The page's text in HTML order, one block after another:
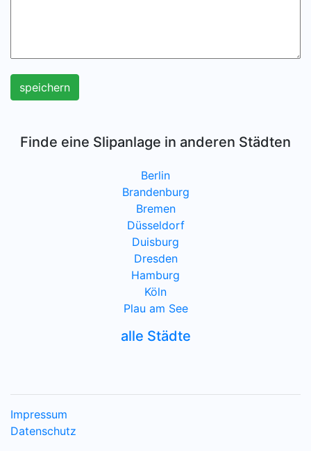
speichern
Finde eine Slipanlage in anderen Städten
Berlin
Brandenburg
Bremen
Düsseldorf
Duisburg
Dresden
Hamburg
Köln
Plau am See
alle Städte
Impressum
Datenschutz